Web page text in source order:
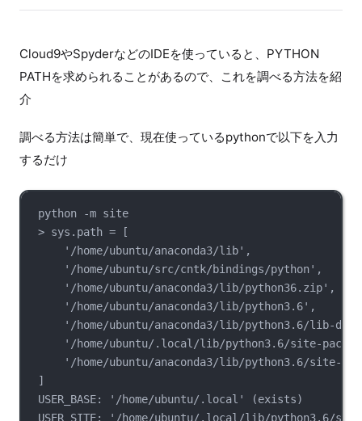
Cloud9やSpyderなどのIDEを使っていると、PYTHON
PATHを求められることがあるので、これを調べる方法を紹
介
調べる方法は簡単で、現在使っているpythonで以下を入力
するだけ
python -m site
> sys.path = [
'/home/ubuntu/anaconda3/lib',
'/home/ubuntu/src/cntk/bindings/python',
'/home/ubuntu/anaconda3/lib/python36.zip',
'/home/ubuntu/anaconda3/lib/python3.6',
'/home/ubuntu/anaconda3/lib/python3.6/lib-
'/home/ubuntu/.local/lib/python3.6/site-
'/home/ubuntu/anaconda3/lib/python3.6/site-
]
USER_BASE: '/home/ubuntu/.local' (exists)
USER_SITE: '/home/ubuntu/.local/lib/python3.6/